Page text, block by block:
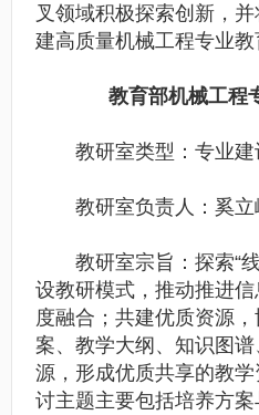
叉领域积极探索创新，
建高质量机械工程专业教
教育部机械工程
教研室类型：专业建
教研室负责人：奚立
教研室宗旨：探索“
设教研模式，推动推进
度融合；共建优质资源
案、教学大纲、知识图
源，形成优质共享的教
讨主题主要包括培养方